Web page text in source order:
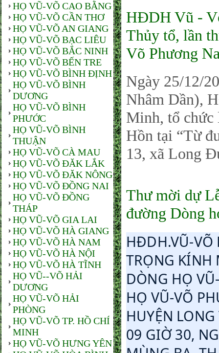
HỌ VŨ-VÕ CAO BẰNG
HỌ VŨ-VÕ CẦN THƠ
HỌ VŨ-VÕ AN GIANG
HỌ VŨ-VÕ BẠC LIÊU
HỌ VŨ-VÕ BẮC NINH
HỌ VŨ-VÕ BẾN TRE
HỌ VŨ-VÕ BÌNH ĐỊNH
HỌ VŨ-VÕ BÌNH
DƯƠNG
HỌ VŨ-VÕ BÌNH
PHƯỚC
HỌ VŨ-VÕ BÌNH
THUẬN
HỌ VŨ-VÕ CÀ MAU
HỌ VŨ-VÕ ĐĂK LẮK
HỌ VŨ-VÕ ĐĂK NÔNG
HỌ VŨ-VÕ ĐỒNG NAI
HỌ VŨ-VÕ ĐỒNG
THÁP
HỌ VŨ-VÕ GIA LAI
HỌ VŨ-VÕ HÀ GIANG
HỌ VŨ-VÕ HÀ NAM
HỌ VŨ-VÕ HÀ NỘI
HỌ VŨ-VÕ HÀ TĨNH
HỌ VŨ--VÕ HẢI
DƯƠNG
HỌ VŨ-VÕ HẢI
PHÒNG
HỌ VŨ-VÕ TP. HỒ CHÍ
MINH
HỌ VŨ-VÕ HƯNG YÊN
HĐDH Vũ -
Thủy tổ, lần
Võ Phương
Ngày 25/12/
Nhâm Dần),
Minh, tổ chức
Hồn tại “Từ
13, xã Long
Thư mời dự
đường Dòng
HĐDH.VŨ-VÕ
TRỌNG KÍNH
DÒNG HỌ
HỌ VŨ-VÕ
HUYỆN
09 GIỜ 30,